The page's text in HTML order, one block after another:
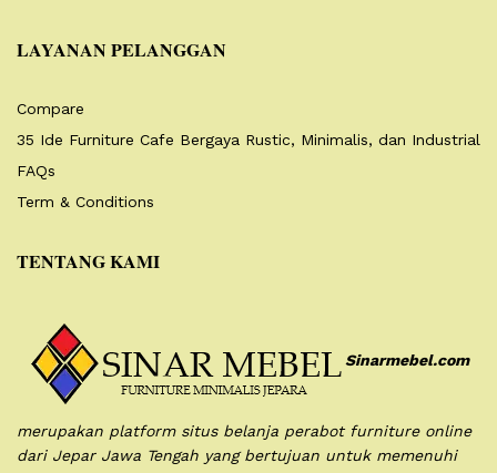
LAYANAN PELANGGAN
Compare
35 Ide Furniture Cafe Bergaya Rustic, Minimalis, dan Industrial
FAQs
Term & Conditions
TENTANG KAMI
Sinarmebel.com
merupakan platform situs belanja perabot furniture online
dari Jepar Jawa Tengah yang bertujuan untuk memenuhi